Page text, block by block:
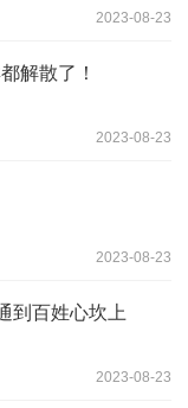
2023-08-23
解散了！
2023-08-23
2023-08-23
到百姓心坎上
2023-08-23